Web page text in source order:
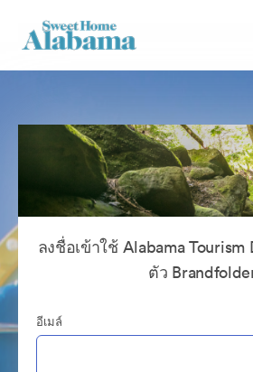
ลงชื่อเข้าใช้ Alabama
ตัว
อีเมล์